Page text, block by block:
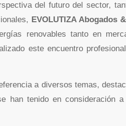
del futuro del sector,
EVOLUTIZA Abogados
renovables tanto en
este encuentro
a diversos temas,
han tenido en consideración